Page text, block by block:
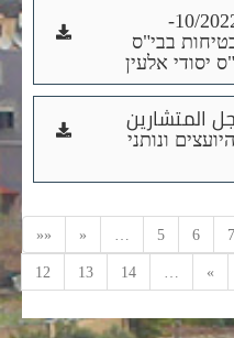
مناقصة מכרז 10/2022-
בבי"ס
יסודי אלעין
تحميل
النموذج
المتشارين
ונותני تحميل
النموذج
«« « … 5 6 7
12
13 14 … »